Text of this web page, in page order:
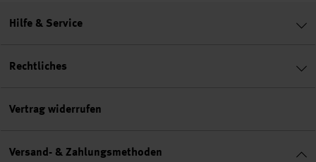
Hilfe & Service
Rechtliches
Vertrag widerrufen
Versand- & Zahlungsmethoden